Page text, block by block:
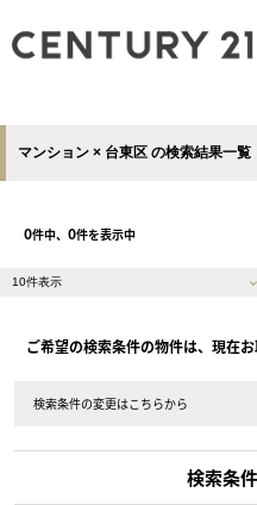
マンション × 台東区 の検索結果一覧
0件中、 0件を表示中
ご希望の検索条件の物件は、現在お
検索条件の変更はこちらから
検索条